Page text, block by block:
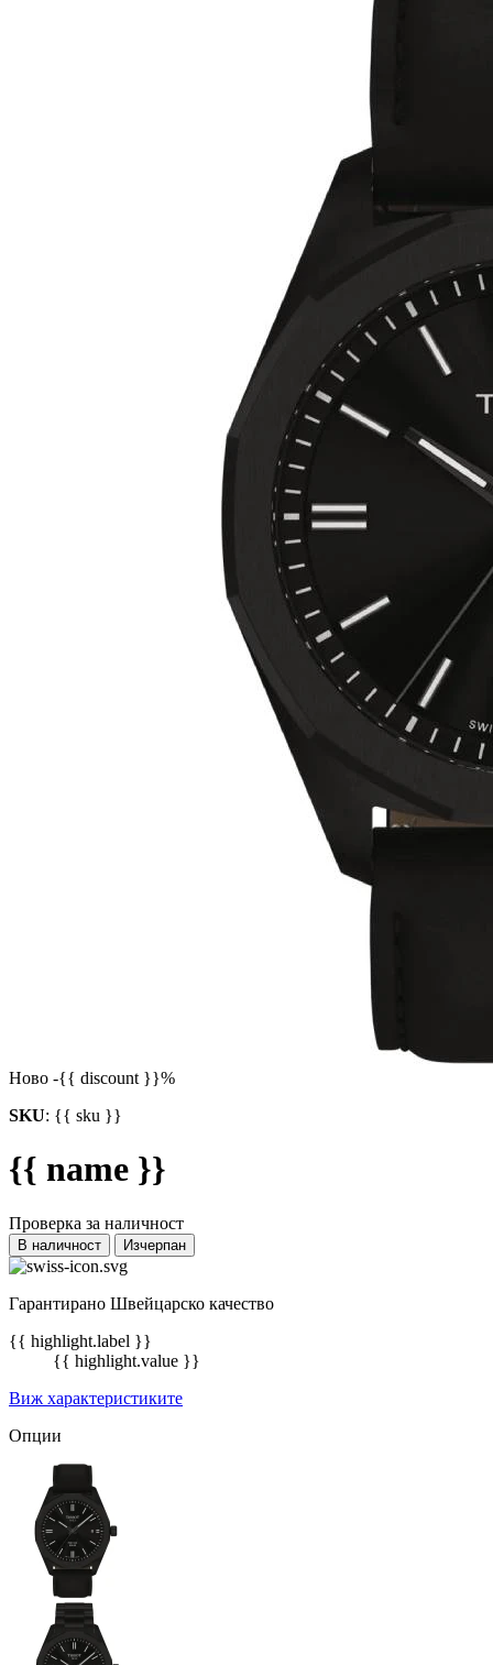
Ново -{{ discount }}%
SKU: {{ sku }}
{{ name }}
Проверка за наличност
В наличност Изчерпан
Гарантирано Швейцарско качество
{{ highlight.label }}
{{ highlight.value }}
Виж характеристиките
Опции